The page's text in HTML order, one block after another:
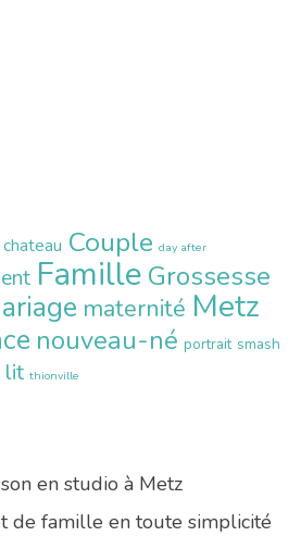
chateau Couple day after
Famille Grossesse
maternité Metz
nouveau-né portrait smash
lit thionville
en studio à Metz
de famille en toute simplicité